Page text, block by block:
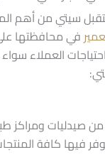
سيتي من أهم
في محافظتها
العملاء
صيدليات ومراكز
فيها كافة